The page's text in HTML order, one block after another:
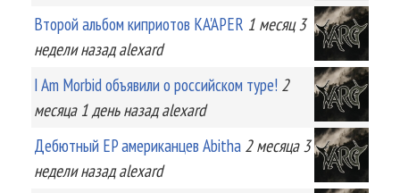
Второй альбом киприотов KA'APER 1 месяц 3
неделиназад alexard
I Am Morbid объявили о российском туре! 2
месяца 1 деньназад alexard
Дебютный EP американцев Abitha 2 месяца 3
неделиназад alexard